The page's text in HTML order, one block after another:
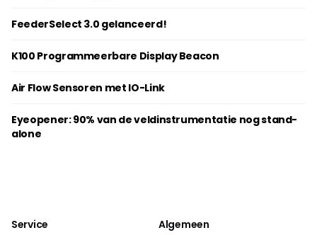
FeederSelect 3.0 gelanceerd!
K100 Programmeerbare Display Beacon
Air Flow Sensoren met IO-Link
Eyeopener: 90% van de veldinstrumentatie nog stand-
alone
Service Algemeen